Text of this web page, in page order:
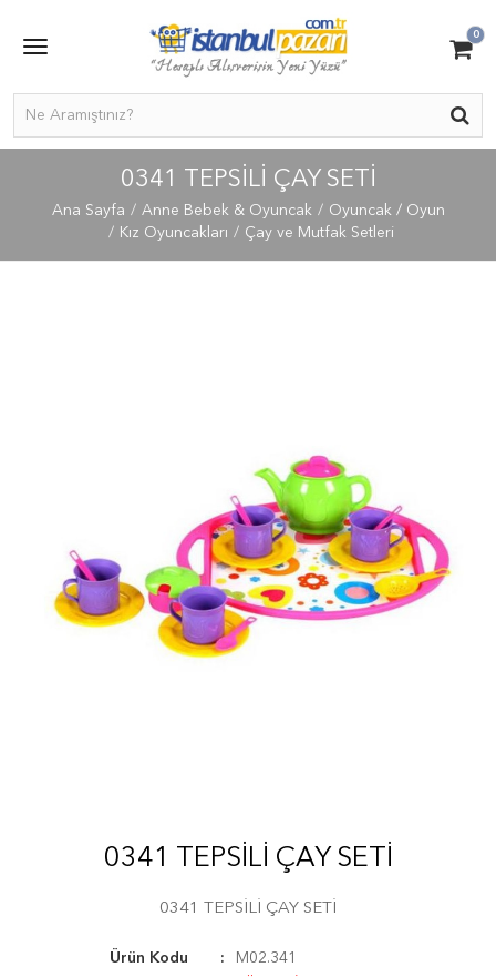
0
0341 TEPSİLİ ÇAY SETİ
Ana Sayfa Anne Bebek & Oyuncak
Oyuncak / Oyun
Kız Oyuncakları
Çay ve Mutfak Setleri
0341 TEPSİLİ ÇAY SETİ
0341 TEPSİLİ ÇAY SETİ
Ürün Kodu
M02.341